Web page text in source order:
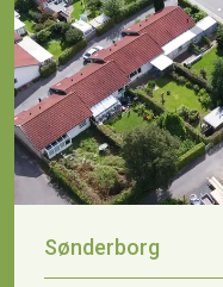
Sønderborg